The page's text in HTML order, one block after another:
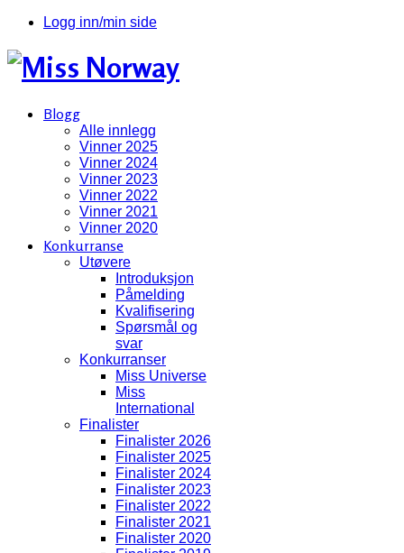
Logg inn/min side
Blogg
Alle innlegg
Vinner 2025
Vinner 2024
Vinner 2023
Vinner 2022
Vinner 2021
Vinner 2020
Konkurranse
Utøvere
Introduksjon
Påmelding
Kvalifisering
Spørsmål og
svar
Konkurranser
Miss Universe
Miss
International
Finalister
Finalister 2026
Finalister 2025
Finalister 2024
Finalister 2023
Finalister 2022
Finalister 2021
Finalister 2020